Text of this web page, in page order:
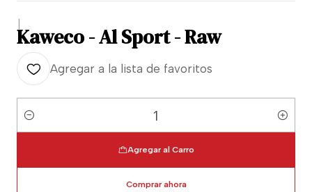
|
Kaweco - Al Sport - Raw
Agregar a la lista de favoritos
Cantidad
Agregar al Carro
Comprar ahora